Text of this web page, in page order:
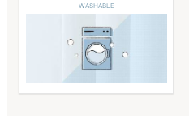
WASHABLE